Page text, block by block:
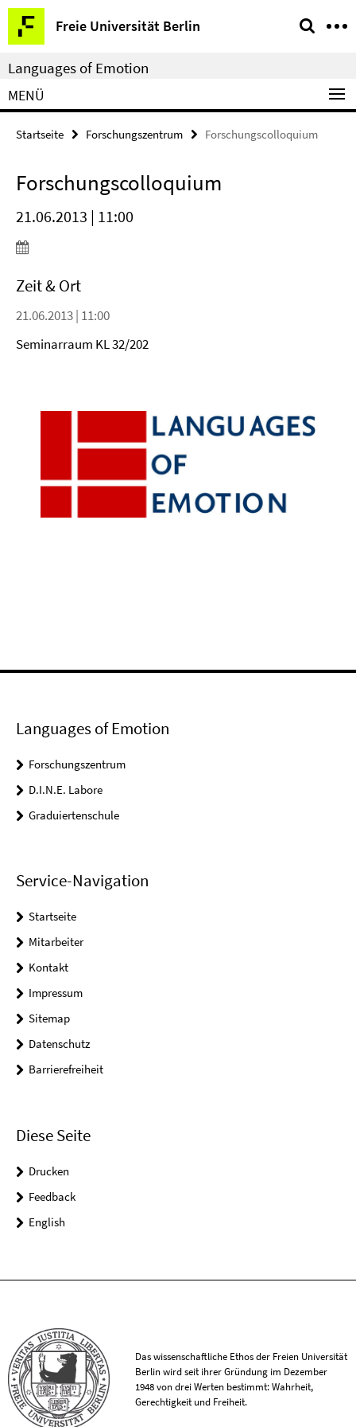
Springe
direkt
zu
Inhalt
Freie Universität Berlin
Service-
Navigation
Languages of Emotion
MENÜ
Startseite Forschungszentrum Forschungscolloquium
Forschungscolloquium
21.06.2013 | 11:00
Zeit & Ort
21.06.2013 | 11:00
Seminarraum KL 32/202
Languages of Emotion
Forschungszentrum
D.I.N.E. Labore
Graduiertenschule
Service-Navigation
Startseite
Mitarbeiter
Kontakt
Impressum
Sitemap
Datenschutz
Barrierefreiheit
Diese Seite
Drucken
Feedback
English
Das wissenschaftliche Ethos der Freien Universität
Berlin wird seit ihrer Gründung im Dezember
1948 von drei Werten bestimmt: Wahrheit,
Gerechtigkeit und Freiheit.